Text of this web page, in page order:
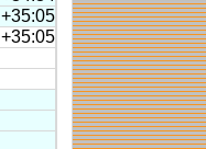
+35:05
+35:05